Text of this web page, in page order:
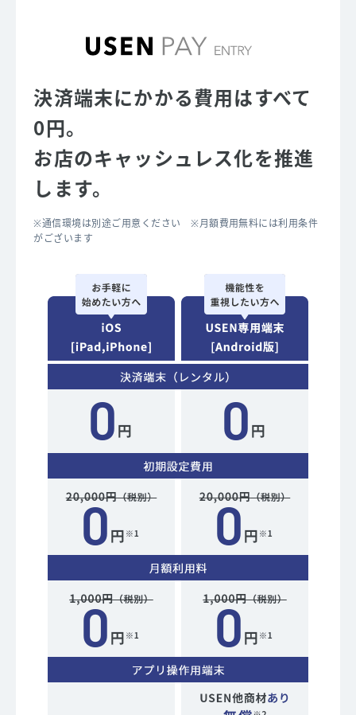
決済端末にかかる費用はすべて
0円。
お店のキャッシュレス化を推進
します。
※通信環境は別途ご用意ください ※月額費用無料には利用条件
がございます